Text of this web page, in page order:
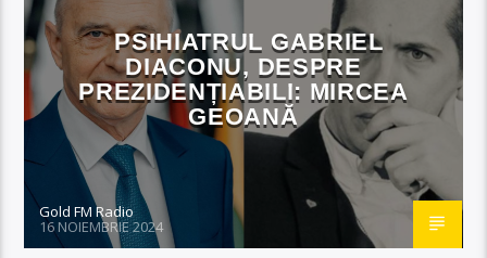
PSIHIATRUL GABRIEL
DIACONU, DESPRE
PREZIDENȚIABILI: MIRCEA
GEOANĂ
Gold FM Radio
16 NOIEMBRIE 2024